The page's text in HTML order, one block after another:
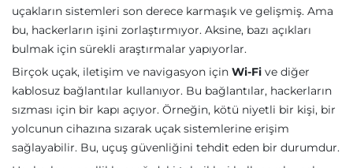
uçakların sistemleri son derece karmaşık ve gelişmiş. Ama
bu, hackerların işini zorlaştırmıyor. Aksine, bazı açıkları
bulmak için sürekli araştırmalar yapıyorlar.
Birçok uçak, iletişim ve navigasyon için Wi-Fi ve diğer
kablosuz bağlantılar kullanıyor. Bu bağlantılar, hackerların
sızması için bir kapı açıyor. Örneğin, kötü niyetli bir kişi, bir
yolcunun cihazına sızarak uçak sistemlerine erişim
sağlayabilir. Bu, uçuş güvenliğini tehdit eden bir durumdur.